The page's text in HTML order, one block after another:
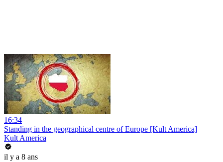
16:34
Standing in the geographical centre of Europe [Kult America]
Kult America
il y a 8 ans